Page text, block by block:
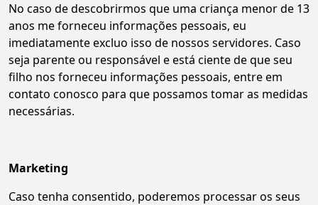
No caso de descobrirmos que uma criança menor de 13
anos me forneceu informações pessoais, eu
imediatamente excluo isso de nossos servidores. Caso
seja parente ou responsável e está ciente de que seu
filho nos forneceu informações pessoais, entre em
contato conosco para que possamos tomar as medidas
necessárias.
Marketing
Caso tenha consentido, poderemos processar os seus